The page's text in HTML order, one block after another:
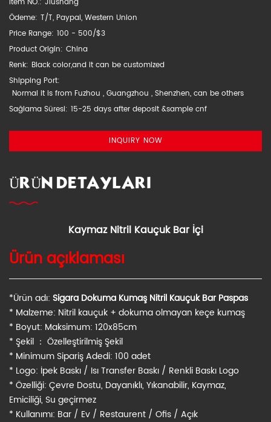
Ödeme: T/T, Paypal, Western Union
Price Range: 100 - 500/$3
Product Origin: China
Renk: Black color,and it can be customized
Shipping Port:
Normal it is from Fuzhou , Guangzhou , Shenzhen, can be others
Sağlama Süresi: 15-25 days after deposit &sample cnf
INQUIRY NOW
ÜRÜN DETAYLARI
Kaymaz Nitril Kauçuk Bar İçi
Ürün açıklaması
*Ürün adı: Sigara Dokuma Kumaş Nitril Kauçuk Bar Paspas
* Malzeme: Nitril kauçuk + dokuma olmayan keçe kumaş
* Boyut: Maksimum: 120x85cm
* Şekil ： Özelleştirilmiş Şekil
* Minimum Sipariş Adedi: 100 adet
* Logo: İpek Baskı / Isı Transfer Baskı / Renkli Baskı Logo
* Özelliği: Çevre Dostu, Dayanıklı, Yıkanabilir, Kaymaz,
Emiciliği, Su geçirmez
* Kullanımı: Bar / Ev / Restaurent / Ofis / Açık